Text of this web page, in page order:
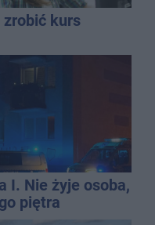
zrobić kurs
I. Nie żyje osoba,
piętra